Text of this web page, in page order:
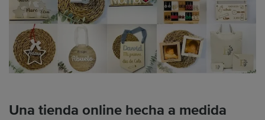
Una tienda online hecha a medida